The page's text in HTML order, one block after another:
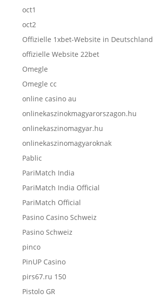
oct1
oct2
Offizielle 1xbet-Website in Deutschland
offizielle Website 22bet
Omegle
Omegle cc
online casino au
onlinekaszinokmagyarorszagon.hu
onlinekaszinomagyar.hu
onlinekaszinomagyaroknak
Pablic
PariMatch India
PariMatch India Official
PariMatch Official
Pasino Casino Schweiz
Pasino Schweiz
pinco
PinUP Casino
pirs67.ru 150
Pistolo GR